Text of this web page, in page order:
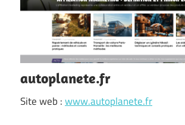
autoplanete.fr
Site web :www.autoplanete.fr